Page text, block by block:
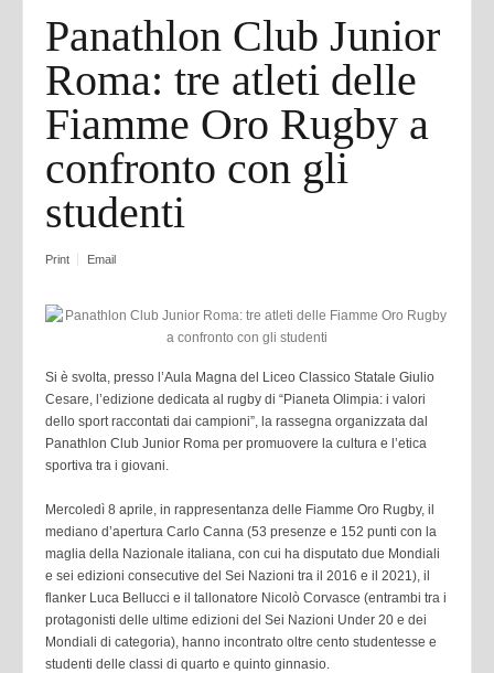
Panathlon Club Junior
Roma: tre atleti delle
Fiamme Oro Rugby a
confronto con gli
studenti
Print Email
Si è svolta, presso l’Aula Magna del Liceo Classico Statale Giulio
Cesare, l’edizione dedicata al rugby di “Pianeta Olimpia: i valori
dello sport raccontati dai campioni”, la rassegna organizzata dal
Panathlon Club Junior Roma per promuovere la cultura e l’etica
sportiva tra i giovani.
Mercoledì 8 aprile, in rappresentanza delle Fiamme Oro Rugby, il
mediano d’apertura Carlo Canna (53 presenze e 152 punti con la
maglia della Nazionale italiana, con cui ha disputato due Mondiali
e sei edizioni consecutive del Sei Nazioni tra il 2016 e il 2021), il
flanker Luca Bellucci e il tallonatore Nicolò Corvasce (entrambi tra i
protagonisti delle ultime edizioni del Sei Nazioni Under 20 e dei
Mondiali di categoria), hanno incontrato oltre cento studentesse e
studenti delle classi di quarto e quinto ginnasio.